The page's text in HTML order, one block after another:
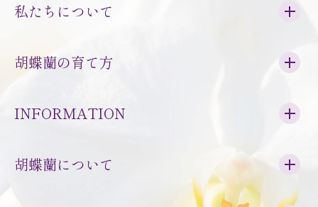
私たちについて
胡蝶蘭の育て方
INFORMATION
胡蝶蘭について